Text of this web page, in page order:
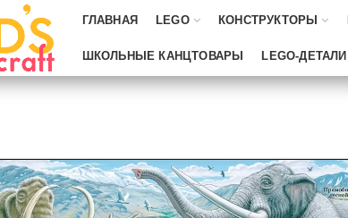
ГЛАВНАЯ LEGO КОНСТРУКТОРЫ
ШКОЛЬНЫЕ КАНЦТОВАРЫ LEGO-ДЕТАЛИ